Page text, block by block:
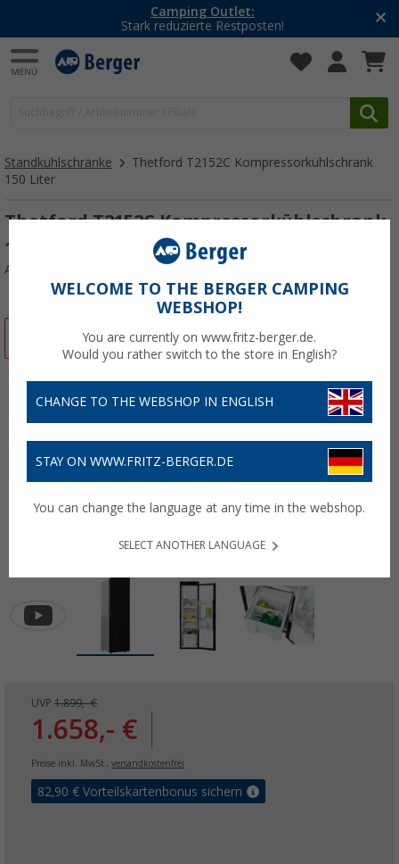
Camping Outlet:
Stark reduzierte Restposten!
Standkühlschränke
Thetford T2152C Kompressorkühlschrank
150 Liter
Thetford T2152C Kompressorkühlschrank
150 Liter
Art.-Nr.: 590125
UVP 1.899,- €
1.658,- €
Preise inkl. MwSt., versandkostenfrei
82,90 € Vorteilskartenbonus sichern
WELCOME TO THE BERGER CAMPING
WEBSHOP!
You are currently on www.fritz-berger.de.
Would you rather switch to the store in English?
CHANGE TO THE WEBSHOP IN ENGLISH
STAY ON WWW.FRITZ-BERGER.DE
You can change the language at any time in the webshop.
SELECT ANOTHER LANGUAGE